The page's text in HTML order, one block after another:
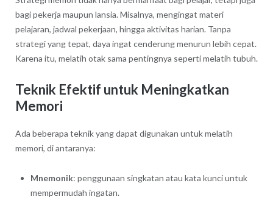
bagi pekerja maupun lansia. Misalnya, mengingat materi
pelajaran, jadwal pekerjaan, hingga aktivitas harian. Tanpa
strategi yang tepat, daya ingat cenderung menurun lebih cepat.
Karena itu, melatih otak sama pentingnya seperti melatih tubuh.
Teknik Efektif untuk Meningkatkan
Memori
Ada beberapa teknik yang dapat digunakan untuk melatih
memori, di antaranya:
Mnemonik: penggunaan singkatan atau kata kunci untuk
mempermudah ingatan.